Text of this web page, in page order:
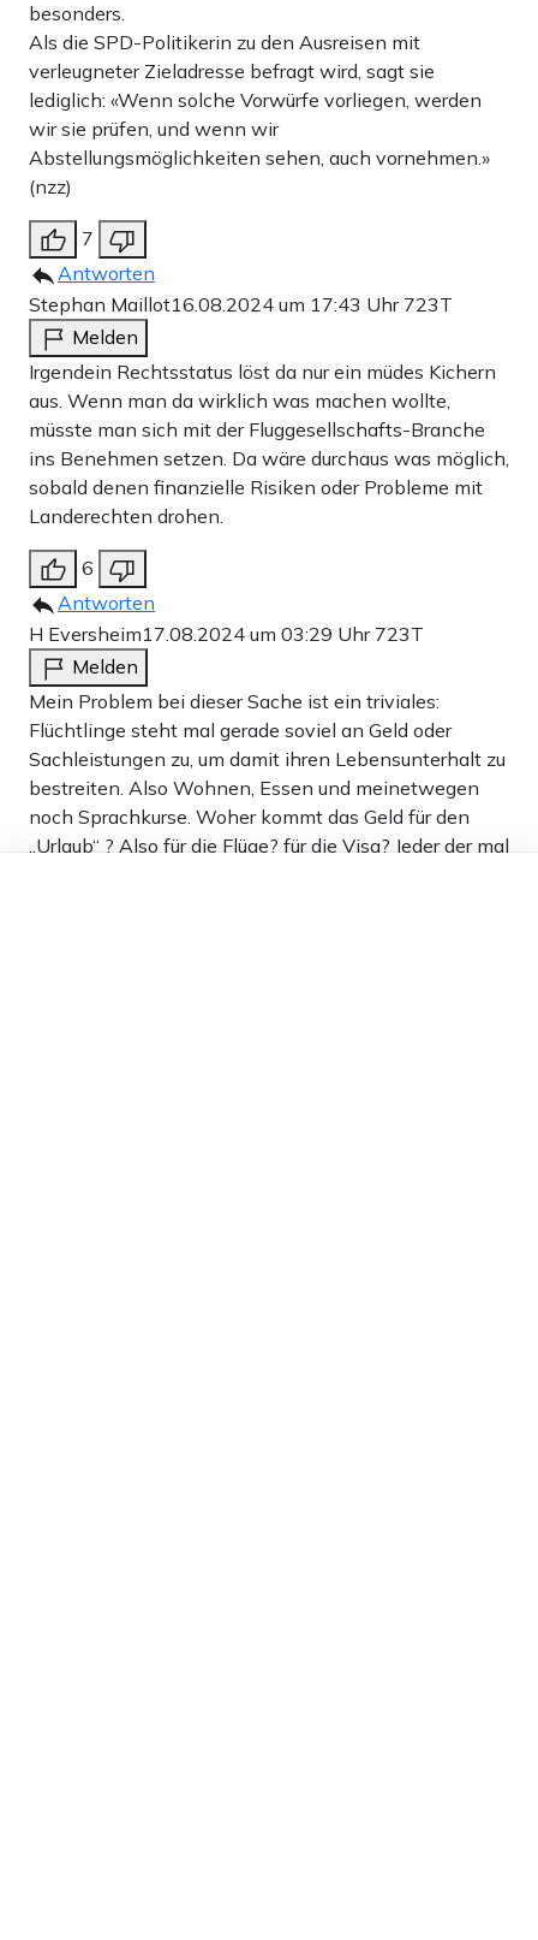
besonders.
Als die SPD-Politikerin zu den Ausreisen mit
verleugneter Zieladresse befragt wird, sagt sie
lediglich: «Wenn solche Vorwürfe vorliegen, werden
wir sie prüfen, und wenn wir
Abstellungsmöglichkeiten sehen, auch vornehmen.»
(nzz)
7
Antworten
Stephan Maillot16.08.2024 um 17:43 Uhr 723T
Melden
Irgendein Rechtsstatus löst da nur ein müdes Kichern
aus. Wenn man da wirklich was machen wollte,
müsste man sich mit der Fluggesellschafts-Branche
ins Benehmen setzen. Da wäre durchaus was möglich,
sobald denen finanzielle Risiken oder Probleme mit
Landerechten drohen.
6
Antworten
H Eversheim17.08.2024 um 03:29 Uhr 723T
Melden
Mein Problem bei dieser Sache ist ein triviales:
Flüchtlinge steht mal gerade soviel an Geld oder
Sachleistungen zu, um damit ihren Lebensunterhalt zu
bestreiten. Also Wohnen, Essen und meinetwegen
noch Sprachkurse. Woher kommt das Geld für den
„Urlaub“ ? Also für die Flüge? für die Visa? Jeder der mal